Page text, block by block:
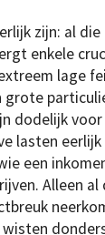
zijn: al
enkele
lage
dodelijk
lasten
een
Alleen